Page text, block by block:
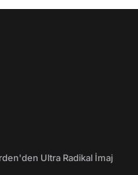
Ultra Radikal İmaj